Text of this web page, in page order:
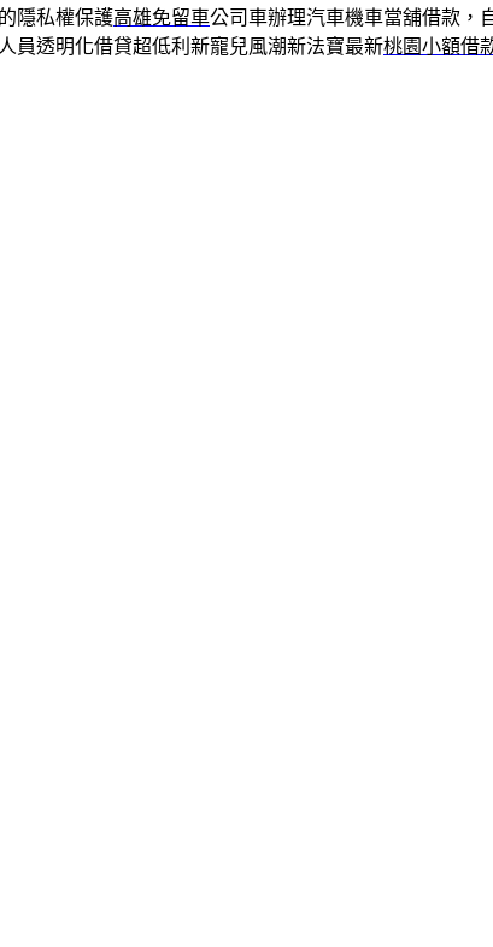
隱私權保護高雄免留車公司車辦理汽車機車當舖借款，
員透明化借貸超低利新寵兒風潮新法寶最新桃園小額借